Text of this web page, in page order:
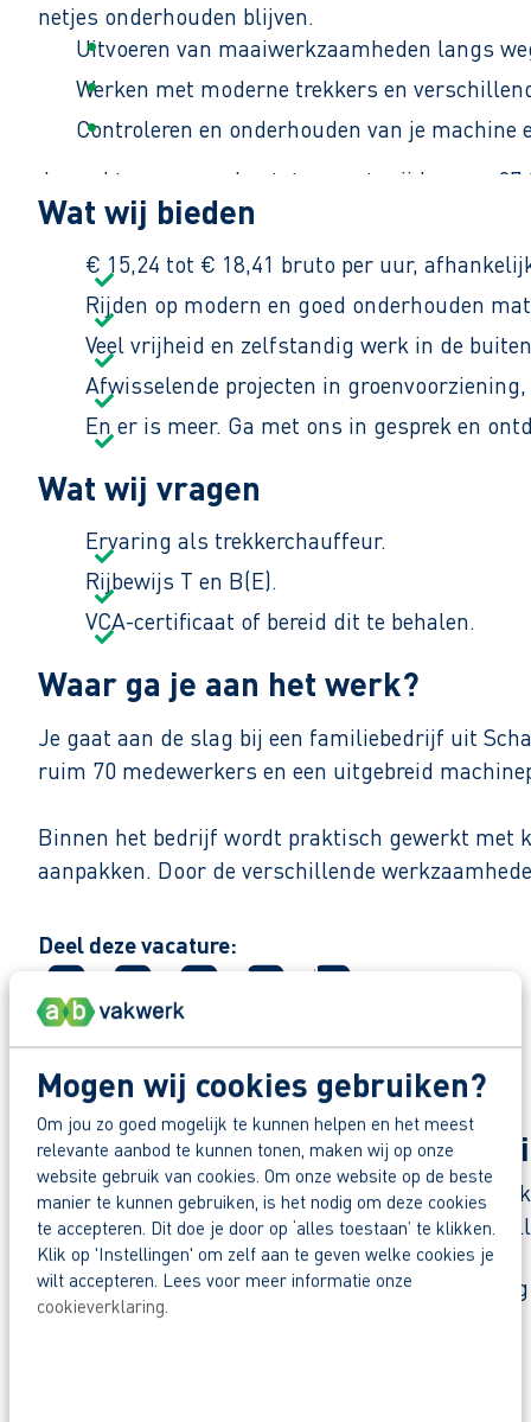
Mogen wij cookies gebruiken?
Om jou zo goed mogelijk te kunnen helpen en het meest
relevante aanbod te kunnen tonen, maken wij op onze
website gebruik van cookies. Om onze website op de beste
manier te kunnen gebruiken, is het nodig om deze cookies
te accepteren. Dit doe je door op ‘alles toestaan’ te klikken.
Klik op 'Instellingen' om zelf aan te geven welke cookies je
wilt accepteren. Lees voor meer informatie onze
cookieverklaring.
netjes onderhouden blijven.
Uitvoeren van maaiwerkzaamheden langs
Werken met moderne trekkers en
Controleren en onderhouden van je machine
Je werkt van maandag tot en met vrijdag van
Wat wij bieden
€ 15,24 tot € 18,41 bruto per uur,
Rijden op modern en goed onderhouden
Veel vrijheid en zelfstandig werk in de
Afwisselende projecten in
En er is meer. Ga met ons in gesprek en
Wat wij vragen
Ervaring als trekkerchauffeur.
Rijbewijs T en B(E).
VCA-certificaat of bereid dit te behalen.
Waar ga je aan het werk?
Je gaat aan de slag bij een familiebedrijf uit
ruim 70 medewerkers en een uitgebreid
Binnen het bedrijf wordt praktisch gewerkt met
aanpakken. Door de verschillende
Zo maak je werk van je toekomst
Reageer nu op deze vacature. Al binnen 1
Waarom solliciteren via AB Vakwerk?
Snel naar een vast contract.
Beoordeeld door flexkrachten met een 9+.
Opleidingsvoucher van € 1.000,00 voor een
Heb je eerst nog vragen? App, bel of mail dan
Deel deze vacature:
Werken bij Stoop
Stoop Groenvoorziening is een ervaren en
vergroenen van de openbare ruimte in Noord-
Wil je wel aan de slag bij Stoop